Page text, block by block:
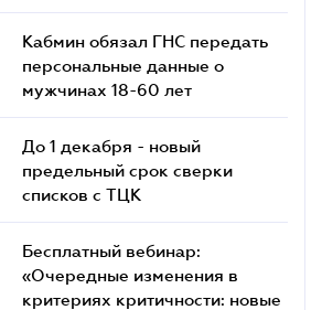
Кабмин обязал ГНС передать
персональные данные о
мужчинах 18-60 лет
До 1 декабря - новый
предельный срок сверки
списков c ТЦК
Бесплатный вебинар:
«Очередные изменения в
критериях критичности: новые